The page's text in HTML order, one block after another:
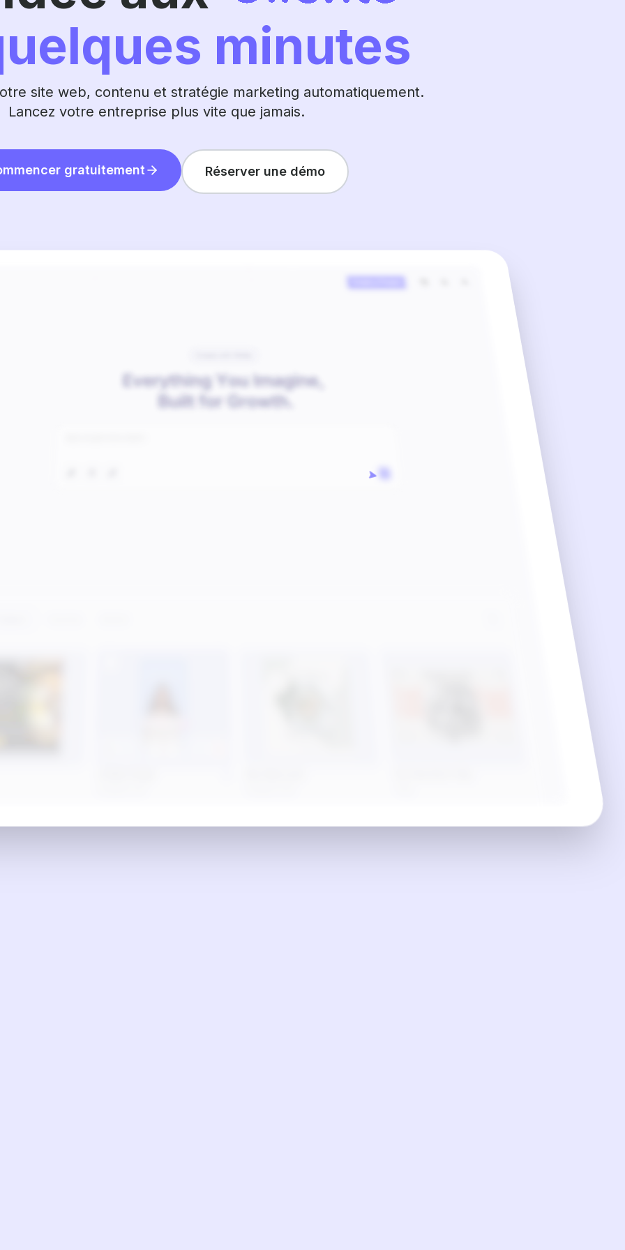
minutes
site web, contenu et stratégie marketing automatiquement.
Lancez votre entreprise plus vite que jamais.
gratuitement Réserver une démo